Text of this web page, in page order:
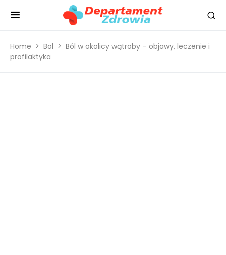
Home Bol
Ból w okolicy wątroby – objawy, leczenie i
profilaktyka